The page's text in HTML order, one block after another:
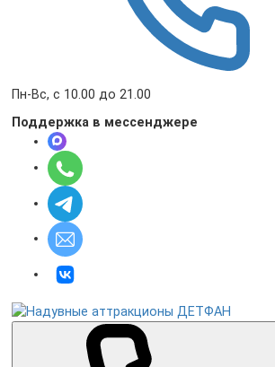
Пн-Вс, с 10.00 до 21.00
Поддержка в мессенджере